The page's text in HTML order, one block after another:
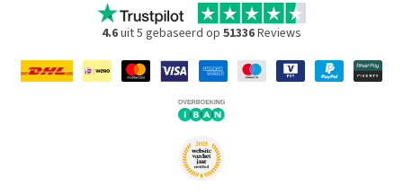
4.6uit 5 gebaseerd op 51336Reviews